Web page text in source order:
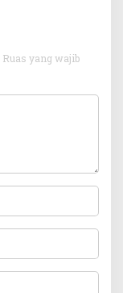
Ruas yang wajib